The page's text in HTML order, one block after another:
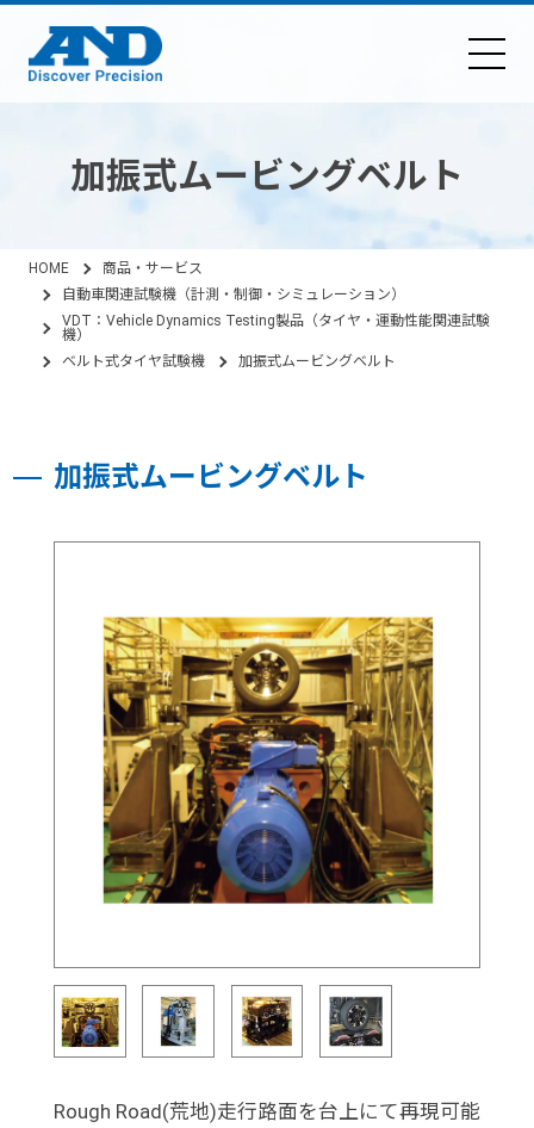
加振式ムービングベルト
HOME
商品・サービス
自動車関連試験機（計測・制御・シミュレーション）
VDT：Vehicle Dynamics Testing製品（タイヤ・運動性能関連試験
機）
ベルト式タイヤ試験機
加振式ムービングベルト
加振式ムービングベルト
Rough Road(荒地)走行路面を台上にて再現可能